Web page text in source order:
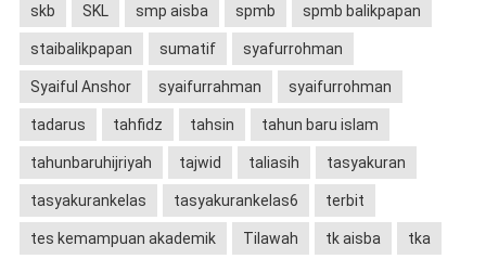
skb SKL smp aisba spmb spmb balikpapan
staibalikpapan sumatif syafurrohman
Syaiful Anshor syaifurrahman syaifurrohman
tadarus tahfidz tahsin tahun baru islam
tahunbaruhijriyah tajwid taliasih tasyakuran
tasyakurankelas tasyakurankelas6 terbit
tes kemampuan akademik Tilawah tk aisba tka